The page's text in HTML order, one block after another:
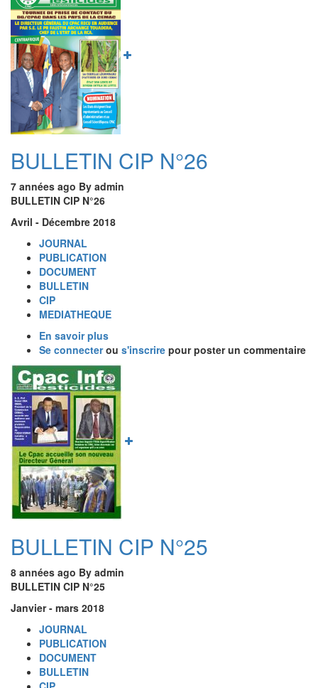
BULLETIN CIP N°26
7 années ago By admin
BULLETIN CIP N°26
Avril - Décembre 2018
JOURNAL
PUBLICATION
DOCUMENT
BULLETIN
CIP
MEDIATHEQUE
En savoir plus
BULLETIN
CIP
N°26
Se connecterou s'inscrire pour poster un commentaire
Image
BULLETIN CIP N°25
8 années ago By admin
BULLETIN CIP N°25
Janvier - mars 2018
JOURNAL
PUBLICATION
DOCUMENT
BULLETIN